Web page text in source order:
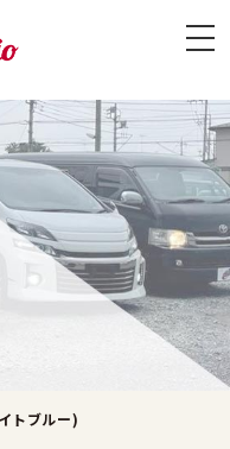
amites Car
トブルー)